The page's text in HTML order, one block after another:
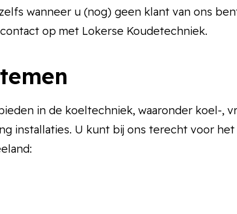
wanneer u (nog) geen klant van ons
op met Lokerse Koudetechniek.
in de koeltechniek, waaronder koel-,
installaties. U kunt bij ons terecht voor